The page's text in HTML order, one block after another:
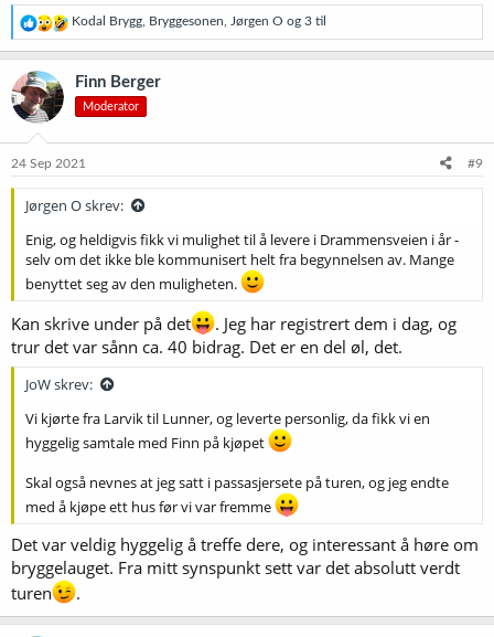
R
e
a
k
n
e
Kodal Brygg Bryggesonen Jørgen O og 3 til
Finn Berger
Moderator
24 Sep 2021 #9
Jørgen O skrev:
Enig, og heldigvis fikk vi mulighet til å levere i Drammensveien i år -
selv om det ikke ble kommunisert helt fra begynnelsen av. Mange
benyttet seg av den muligheten.
Kan skrive under på det
. Jeg har registrert dem i dag, og
trur det var sånn ca. 40 bidrag. Det er en del øl, det.
JoW skrev:
Vi kjørte fra Larvik til Lunner, og leverte personlig, da fikk vi en
hyggelig samtale med Finn på kjøpet
Skal også nevnes at jeg satt i passasjersete på turen, og jeg endte
med å kjøpe ett hus før vi var fremme
Det var veldig hyggelig å treffe dere, og interessant å høre om
bryggelauget. Fra mitt synspunkt sett var det absolutt verdt
turen
.